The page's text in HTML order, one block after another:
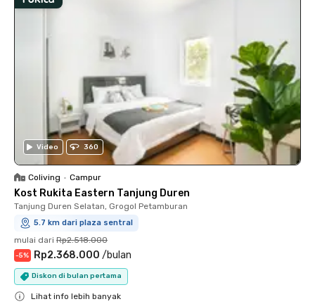
Video 360
Coliving • Campur
Kost Rukita Eastern Tanjung Duren
Tanjung Duren Selatan, Grogol Petamburan
5.7 km dari plaza sentral
mulai dari Rp2.518.000
-5% Rp2.368.000 /bulan
Diskon di bulan pertama
Lihat info lebih banyak